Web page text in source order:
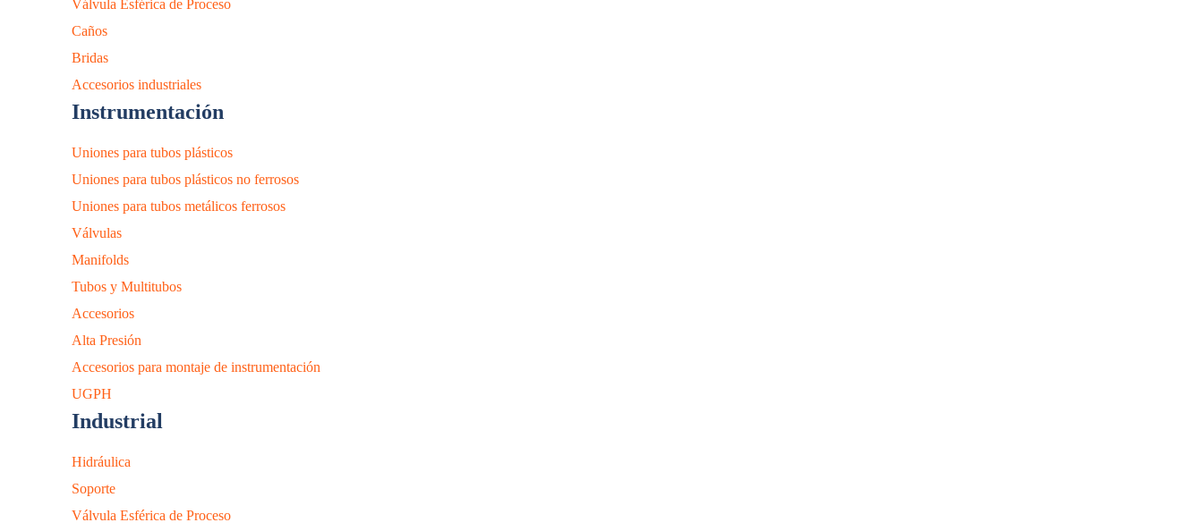
Válvula Esférica de Proceso
Caños
Bridas
Accesorios industriales
Instrumentación
Uniones para tubos plásticos
Uniones para tubos plásticos no ferrosos
Uniones para tubos metálicos ferrosos
Válvulas
Manifolds
Tubos y Multitubos
Accesorios
Alta Presión
Accesorios para montaje de instrumentación
UGPH
Industrial
Hidráulica
Soporte
Válvula Esférica de Proceso